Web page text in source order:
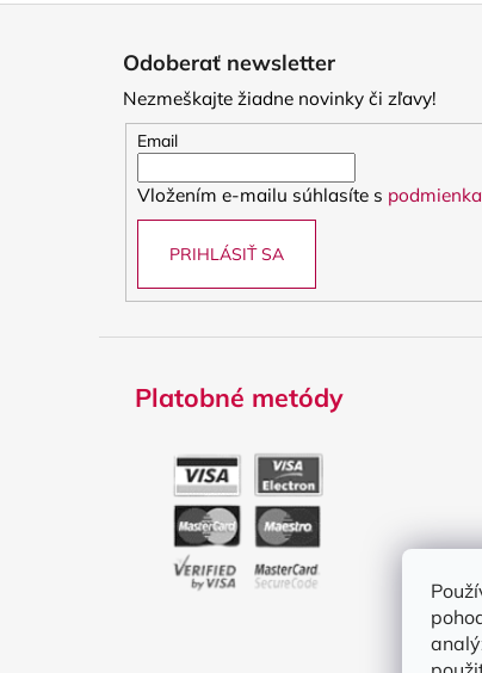
Odoberať newsletter
Nezmeškajte žiadne novinky či zľavy!
Email
Vložením e-mailu súhlasíte s
PRIHLÁSIŤ SA
Platobné metódy